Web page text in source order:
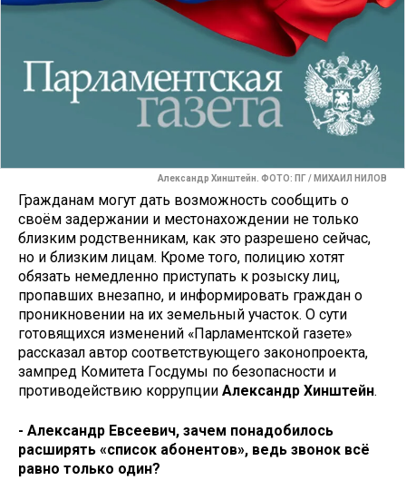
Александр Хинштейн. ФОТО: ПГ / МИХАИЛ НИЛОВ
Гражданам могут дать возможность сообщить о
своём задержании и местонахождении не только
близким родственникам, как это разрешено сейчас,
но и близким лицам. Кроме того, полицию хотят
обязать немедленно приступать к розыску лиц,
пропавших внезапно, и информировать граждан о
проникновении на их земельный участок. О сути
готовящихся изменений «Парламентской газете»
рассказал автор соответствующего законопроекта,
зампред Комитета Госдумы по безопасности и
противодействию коррупции Александр Хинштейн.
- Александр Евсеевич, зачем понадобилось
расширять «список абонентов», ведь звонок всё
равно только один?